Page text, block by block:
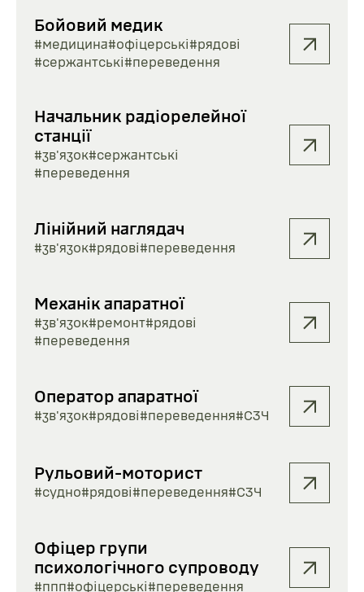
Бойовий медик
#медицина#офіцерські#рядові
#сержантські#переведення
Начальник радіорелейної
станції
#зв'язок#сержантські
#переведення
Лінійний наглядач
#зв'язок#рядові#переведення
Механік апаратної
#зв'язок#ремонт#рядові
#переведення
Оператор апаратної
#зв'язок#рядові#переведення#СЗЧ
Рульовий-моторист
#судно#рядові#переведення#СЗЧ
Офіцер групи
психологічного супроводу
#ппп#офіцерські#переведення